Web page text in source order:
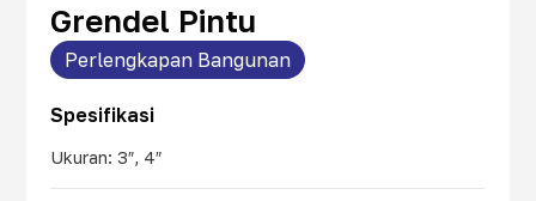
Grendel Pintu
Perlengkapan Bangunan
Spesifikasi
Ukuran: 3″, 4″